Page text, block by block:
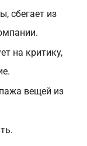
сбегает из
на критику,
вещей из